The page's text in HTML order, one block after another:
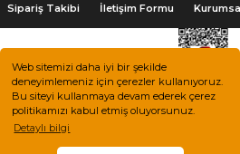
Web sitemizi daha iyi bir şekilde
deneyimlemeniz için çerezler kullanıyoruz.
Bu siteyi kullanmaya devam ederek çerez
politikamızı kabul etmiş oluyorsunuz.
Detaylı bilgi
Sipariş Takibi İletişim Formu
2025 © Tüm hakları saklıdır. Kredi kartı